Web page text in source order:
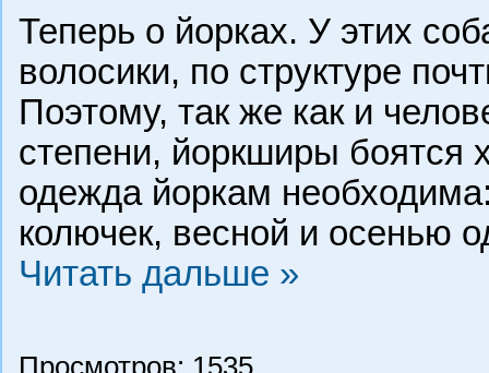
Теперь о йорках. У этих
волосики, по структуре
Поэтому, так же как и
степени, йоркширы боятся
одежда йоркам
колючек, весной и осенью
Читать дальше »